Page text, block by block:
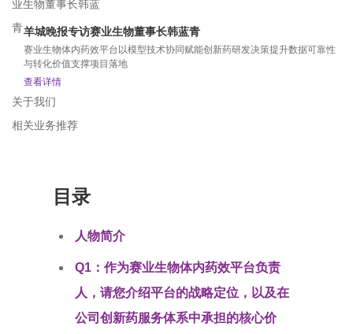
羊城晚报专访赛业生物董事长韩蓝青
赛业生物体内药效平台以模型技术协同赋能创新药研发决策提升数据可靠性
与转化价值支撑项目落地
查看详情
关于我们
相关业务推荐
目录
人物简介
Q1：作为赛业生物体内药效平台负责
人，请您介绍平台的战略定位，以及在
公司创新药服务体系中承担的核心价